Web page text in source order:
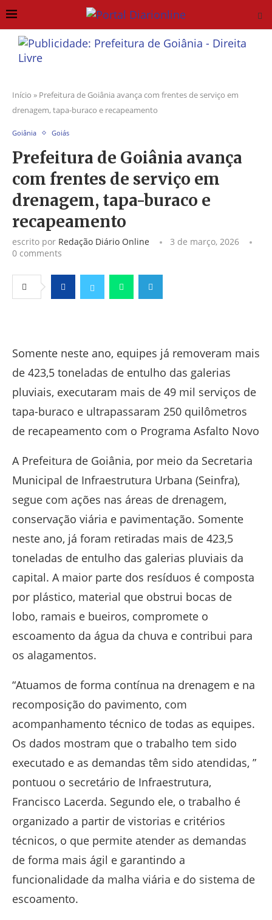
Início » Prefeitura de Goiânia avança com frentes de serviço em
drenagem, tapa-buraco e recapeamento
Goiânia Goiás
Prefeitura de Goiânia avança
com frentes de serviço em
drenagem, tapa-buraco e
recapeamento
escrito por Redação Diário Online
3 de março, 2026
0 comments
Somente neste ano, equipes já removeram mais
de 423,5 toneladas de entulho das galerias
pluviais, executaram mais de 49 mil serviços de
tapa-buraco e ultrapassaram 250 quilômetros
de recapeamento com o Programa Asfalto Novo
A Prefeitura de Goiânia, por meio da Secretaria
Municipal de Infraestrutura Urbana (Seinfra),
segue com ações nas áreas de drenagem,
conservação viária e pavimentação. Somente
neste ano, já foram retiradas mais de 423,5
toneladas de entulho das galerias pluviais da
capital. A maior parte dos resíduos é composta
por plástico, material que obstrui bocas de
lobo, ramais e bueiros, compromete o
escoamento da água da chuva e contribui para
os alagamentos.
“Atuamos de forma contínua na drenagem e na
recomposição do pavimento, com
acompanhamento técnico de todas as equipes.
Os dados mostram que o trabalho tem sido
executado e as demandas têm sido atendidas, ”
pontuou o secretário de Infraestrutura,
Francisco Lacerda. Segundo ele, o trabalho é
organizado a partir de vistorias e critérios
técnicos, o que permite atender as demandas
de forma mais ágil e garantindo a
funcionalidade da malha viária e do sistema de
escoamento.